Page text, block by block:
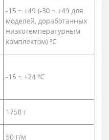
-15 ~ +49 (-30 ~ +49 для
моделей, доработанных
низкотемпературным
комплектом) ⁰С
-15 ~ +24 ⁰С
1750 г
50 г/м